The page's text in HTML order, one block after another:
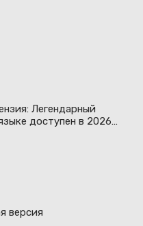
Легендарный
доступен в 2026
версия